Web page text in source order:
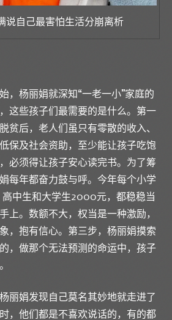
说自己最害怕生活分崩离析
，杨丽娟就深知“一老一小”家庭的
这些孩子们最需要的是什么。第一
贫后，老人们虽只有零散的收入、
保及社会资助，至少能让孩子吃饱
必须得让孩子安心读完书。为了筹
每年都奋力鼓与呼。今年每个小学
中生和大学生2000元，都稳稳当
上。数额不大，权当是一种激励，
，抱有信心。第三步，杨丽娟摸索
，做那个无法预测的命运中，孩子
丽娟发现自己莫名其妙地就走进了
，他们都是不喜欢说话的，有的都